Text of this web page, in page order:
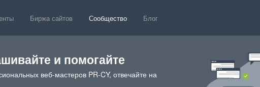
Биржа сайтов Сообщество Блог
и помогайте
веб-мастеров PR-CY, отвечайте на